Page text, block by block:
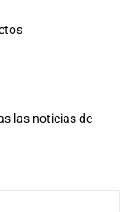
las noticias de